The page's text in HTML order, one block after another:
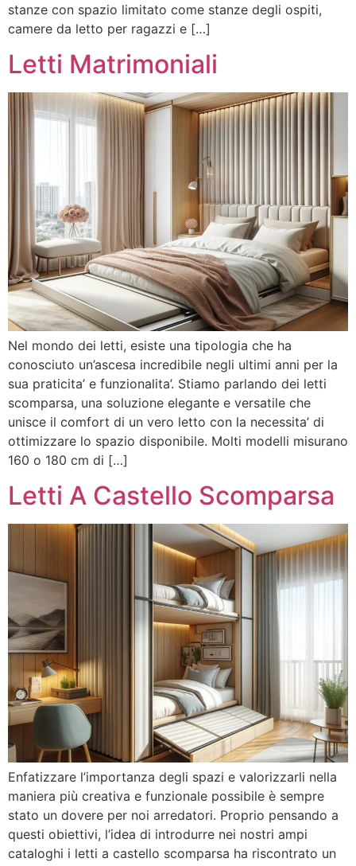
stanze con spazio limitato come stanze degli ospiti,
camere da letto per ragazzi e […]
Letti Matrimoniali
Nel mondo dei letti, esiste una tipologia che ha
conosciuto un’ascesa incredibile negli ultimi anni per la
sua praticita’ e funzionalita’. Stiamo parlando dei letti
scomparsa, una soluzione elegante e versatile che
unisce il comfort di un vero letto con la necessita’ di
ottimizzare lo spazio disponibile. Molti modelli misurano
160 o 180 cm di […]
Letti A Castello Scomparsa
Enfatizzare l’importanza degli spazi e valorizzarli nella
maniera più creativa e funzionale possibile è sempre
stato un dovere per noi arredatori. Proprio pensando a
questi obiettivi, l’idea di introdurre nei nostri ampi
cataloghi i letti a castello scomparsa ha riscontrato un